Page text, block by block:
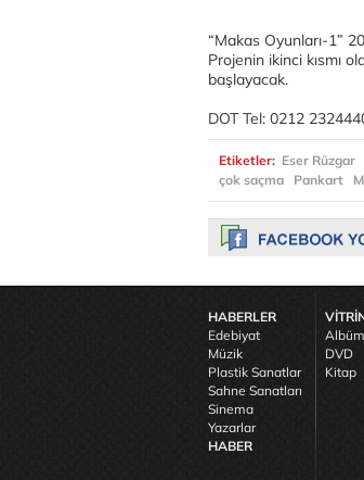
“Makas Oyunları-1”
Projenin ikinci kısmı
başlayacak.
DOT Tel: 0212
Etiketler: Eser Rüzgar
çok saçma
Pankart
HABERLER
Edebiyat
Müzik
Plastik Sanatlar
Sahne Sanatları
Sinema
Yazarlar
HABER
Albüm
DVD
Kitap